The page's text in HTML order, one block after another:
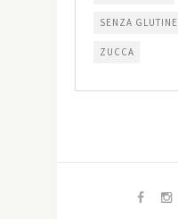
SENZA GLUTINE
ZUCCA